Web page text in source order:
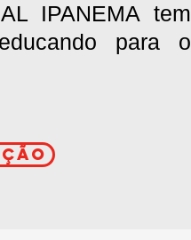
IPANEMA tem
para o